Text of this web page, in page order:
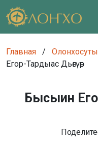
Главная / Олонхосуты
Егор-Тардыас Дьөгүөр
Бысыин